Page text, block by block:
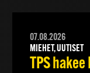
07.08.2026
MIEHET, UUTISET
TPS